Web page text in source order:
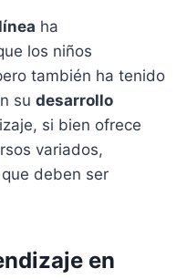
ha
los niños
también ha tenido
su desarrollo
si bien ofrece
variados,
deben ser
en